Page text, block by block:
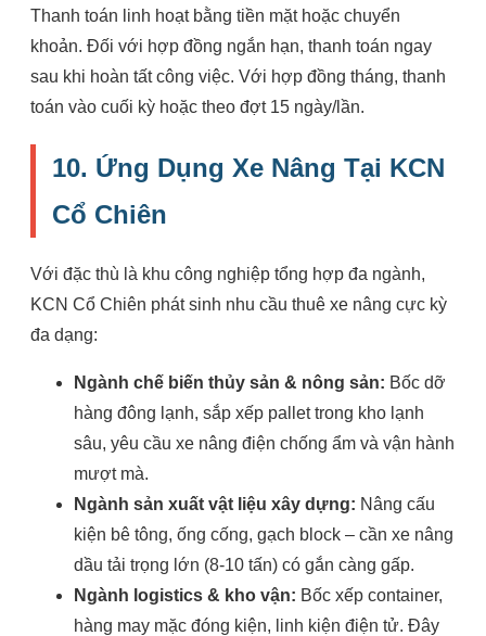
Thanh toán linh hoạt bằng tiền mặt hoặc chuyển
khoản. Đối với hợp đồng ngắn hạn, thanh toán ngay
sau khi hoàn tất công việc. Với hợp đồng tháng, thanh
toán vào cuối kỳ hoặc theo đợt 15 ngày/lần.
10. Ứng Dụng Xe Nâng Tại KCN
Cổ Chiên
Với đặc thù là khu công nghiệp tổng hợp đa ngành,
KCN Cổ Chiên phát sinh nhu cầu thuê xe nâng cực kỳ
đa dạng:
Ngành chế biến thủy sản & nông sản: Bốc dỡ
hàng đông lạnh, sắp xếp pallet trong kho lạnh
sâu, yêu cầu xe nâng điện chống ẩm và vận hành
mượt mà.
Ngành sản xuất vật liệu xây dựng: Nâng cấu
kiện bê tông, ống cống, gạch block – cần xe nâng
dầu tải trọng lớn (8-10 tấn) có gắn càng gấp.
Ngành logistics & kho vận: Bốc xếp container,
hàng may mặc đóng kiện, linh kiện điện tử. Đây